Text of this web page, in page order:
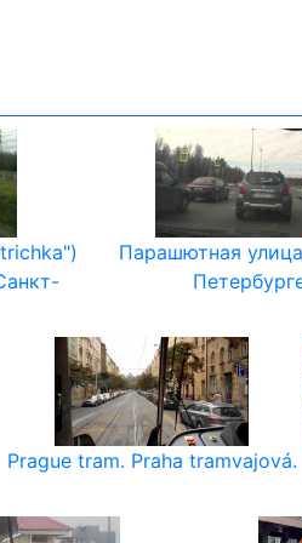
Парашютная
Prague tram. Praha tramvajová.